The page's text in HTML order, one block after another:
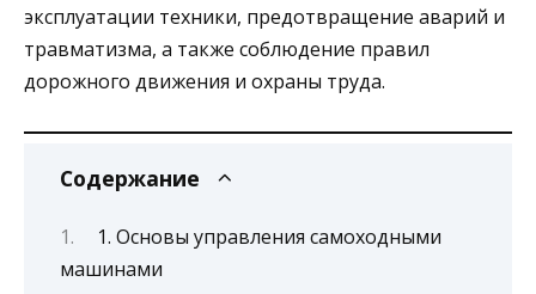
эксплуатации техники, предотвращение аварий и
травматизма, а также соблюдение правил
дорожного движения и охраны труда.
Содержание
1. Основы управления самоходными
машинами